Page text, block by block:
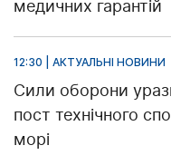
медичних гарантій
12:30 | АКТУАЛЬНІ НОВИНИ
Сили оборони
пост технічного
морі